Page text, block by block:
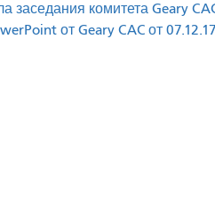
заседания комитета Geary
от Geary CAC от 07.12.17